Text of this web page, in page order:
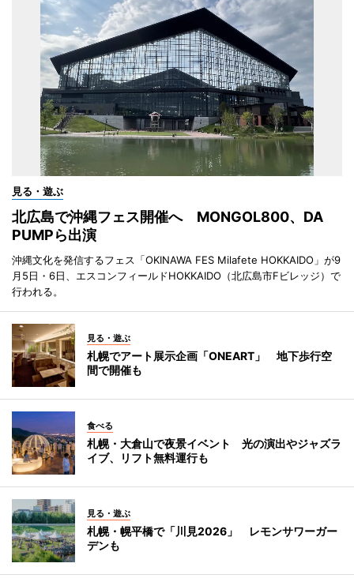
見る・遊ぶ
北広島で沖縄フェス開催へ MONGOL800、DA
PUMPら出演
沖縄文化を発信するフェス「OKINAWA FES Milafete HOKKAIDO」が9
月5日・6日、エスコンフィールドHOKKAIDO（北広島市Fビレッジ）で
行われる。
見る・遊ぶ
札幌でアート展示企画「ONEART」 地下歩行空
間で開催も
食べる
札幌・大倉山で夜景イベント 光の演出やジャズラ
イブ、リフト無料運行も
見る・遊ぶ
札幌・幌平橋で「川見2026」 レモンサワーガー
デンも